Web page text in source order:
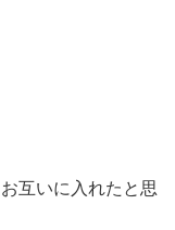
互いに入れたと思